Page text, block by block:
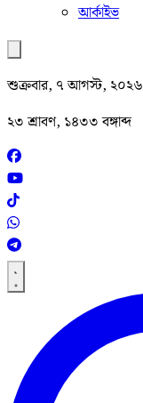
আর্কাইভ
শুক্রবার, ৭ আগস্ট, ২০২৬
২৩ শ্রাবণ, ১৪৩৩ বঙ্গাব্দ